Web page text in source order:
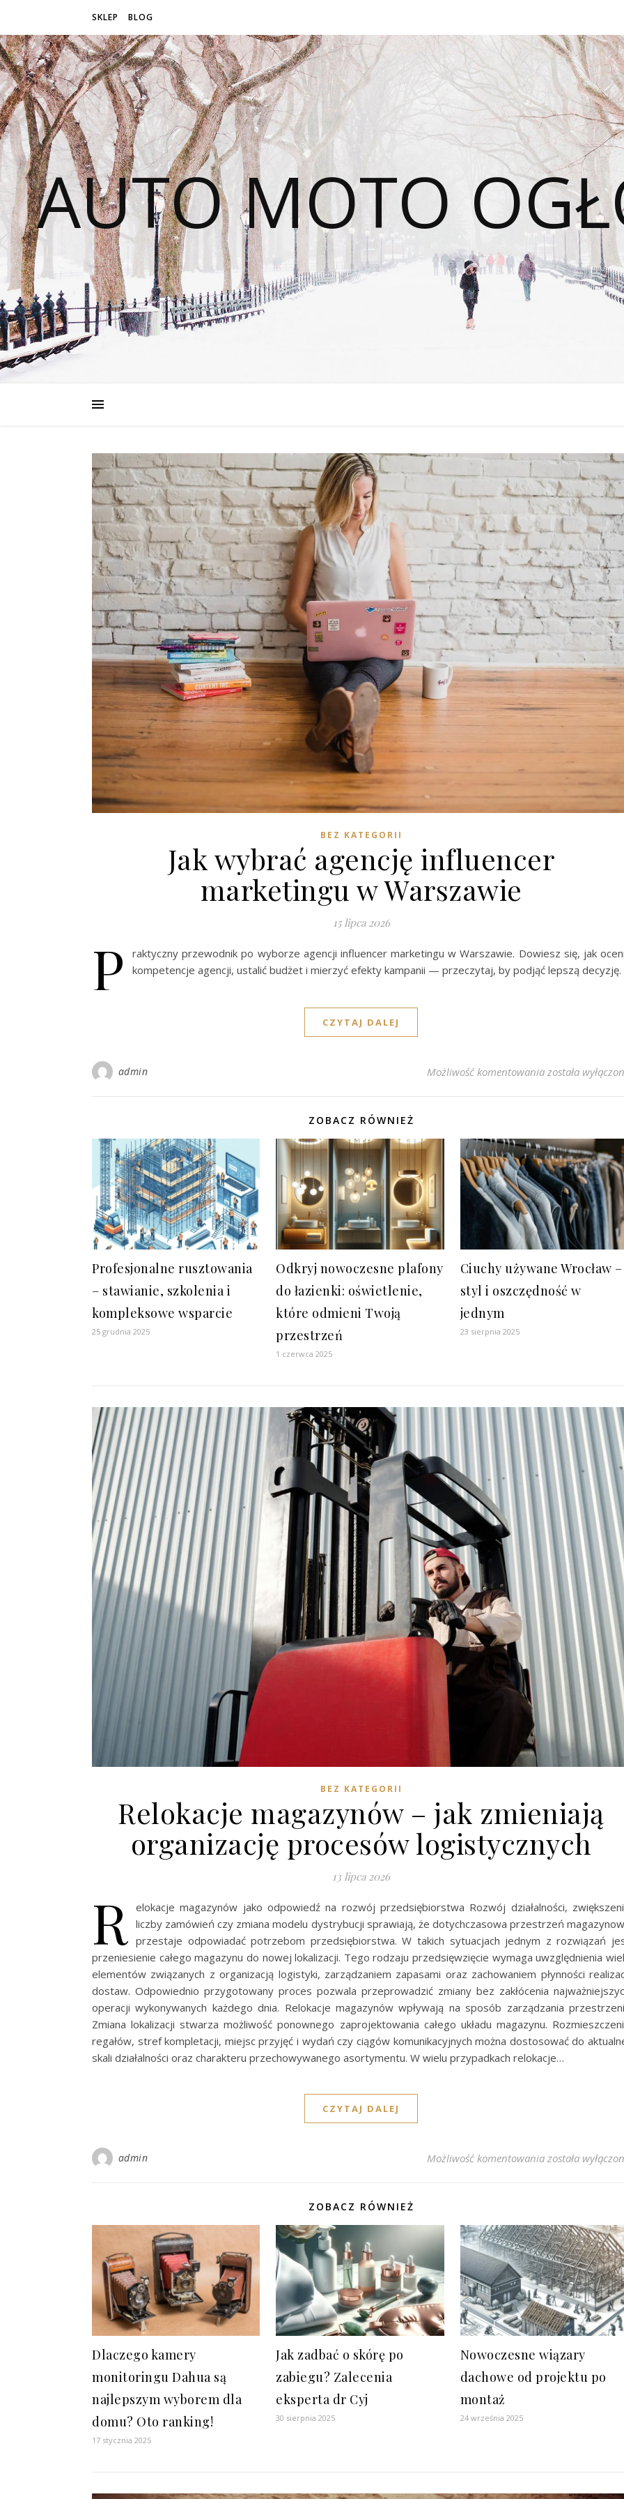
SKLEP BLOG
AUTO MOTO
BEZ KATEGORII
Jak wybrać agencję influencer
marketingu w Warszawie
15 lipca 2026
P
raktyczny przewodnik po wyborze agencji influencer marketingu w Warszawie. Dowiesz się, jak
kompetencje agencji, ustalić budżet i mierzyć efekty kampanii — przeczytaj, by podjąć lepszą decyzję.
CZYTAJ DALEJ
admin Możliwość komentowania Jak wybrać
została
ZOBACZ RÓWNIEŻ
Profesjonalne rusztowania
– stawianie, szkolenia i
kompleksowe wsparcie
25 grudnia 2025
Odkryj nowoczesne plafony
do łazienki: oświetlenie,
które odmieni Twoją
przestrzeń
1 czerwca 2025
Ciuchy używane Wrocław –
styl i oszczędność w
jednym
23 sierpnia 2025
BEZ KATEGORII
Relokacje magazynów – jak zmieniają
organizację procesów logistycznych
13 lipca 2026
R elokacje magazynów jako odpowiedź na rozwój przedsiębiorstwa Rozwój działalności,
liczby zamówień czy zmiana modelu dystrybucji sprawiają, że dotychczasowa przestrzeń
przestaje odpowiadać potrzebom przedsiębiorstwa. W takich sytuacjach jednym z rozwiązań
przeniesienie całego magazynu do nowej lokalizacji. Tego rodzaju przedsięwzięcie wymaga uwzględnienia
elementów związanych z organizacją logistyki, zarządzaniem zapasami oraz zachowaniem płynności
dostaw. Odpowiednio przygotowany proces pozwala przeprowadzić zmiany bez zakłócenia
operacji wykonywanych każdego dnia. Relokacje magazynów wpływają na sposób zarządzania
Zmiana lokalizacji stwarza możliwość ponownego zaprojektowania całego układu magazynu.
regałów, stref kompletacji, miejsc przyjęć i wydań czy ciągów komunikacyjnych można dostosować do
skali działalności oraz charakteru przechowywanego asortymentu. W wielu przypadkach relokacje…
CZYTAJ DALEJ
admin Możliwość komentowania Relokacje
została
ZOBACZ RÓWNIEŻ
Dlaczego kamery
monitoringu Dahua są
najlepszym wyborem dla
domu? Oto ranking!
17 stycznia 2025
Jak zadbać o skórę po
zabiegu? Zalecenia
eksperta dr Cyj
30 sierpnia 2025
Nowoczesne wiązary
dachowe od projektu po
montaż
24 września 2025